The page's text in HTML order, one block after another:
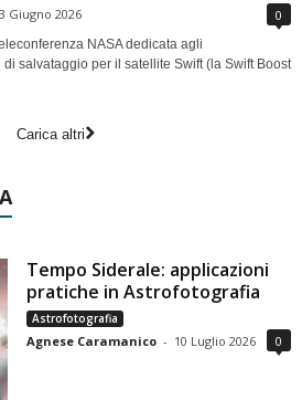
Giugno 2026 0
NASA dedicata agli
salvataggio per il satellite Swift (la Swift Boost
Carica altri
Tempo Siderale: applicazioni
pratiche in Astrofotografia
Astrofotografia
Agnese Caramanico - 10 Luglio 2026 0